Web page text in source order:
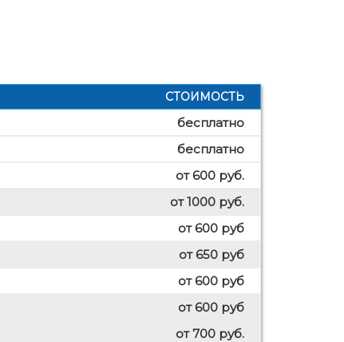
СТОИМОСТЬ
бесплатно
бесплатно
от 600 руб.
от 1000 руб.
от 600 руб
от 650 руб
от 600 руб
от 600 руб
от 700 руб.